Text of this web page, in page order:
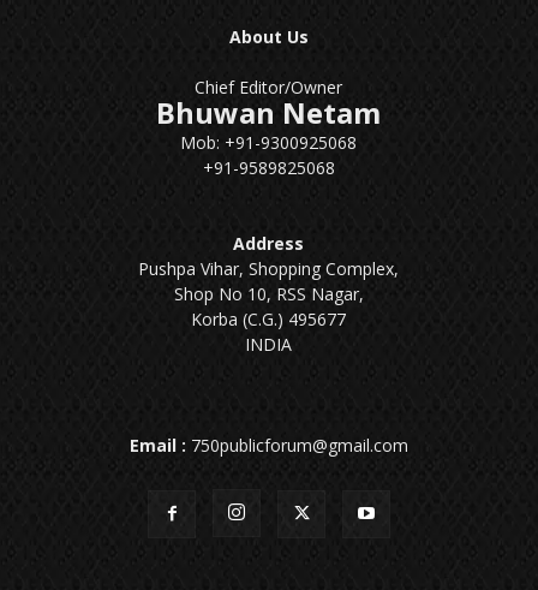
About Us
Chief Editor/Owner
Bhuwan Netam
Mob: +91-9300925068
+91-9589825068
Address
Pushpa Vihar, Shopping Complex,
Shop No 10, RSS Nagar,
Korba (C.G.) 495677
INDIA
Email : 750publicforum@gmail.com